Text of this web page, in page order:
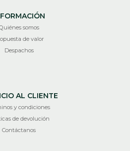
somos
de valor
Despachos
AL CLIENTE
y condiciones
de devolución
Contáctanos